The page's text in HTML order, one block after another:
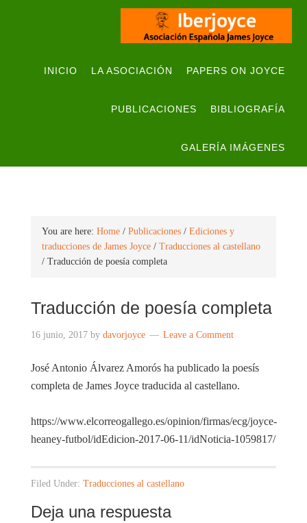
INICIO LA ASOCIACIÓN PAPERS ON JOYCE
PUBLICACIONES BIBLIOGRAFÍA
GALERÍA IMÁGENES
You are here: Home / Publicaciones / Ediciones y
traducciones de James Joyce / Traducciones al castellano
/Traducción de poesía completa
Traducción de poesía completa
16 junio, 2017by davorjoyce Leave a Comment
José Antonio Álvarez Amorós ha publicado la poesís
completa de James Joyce traducida al castellano.
https://www.elcorreogallego.es/opinion/firmas/ecg/joyce-
heaney-futbol/idEdicion-2017-06-11/idNoticia-1059817/
Filed Under: Traducciones al castellano
Deja una respuesta